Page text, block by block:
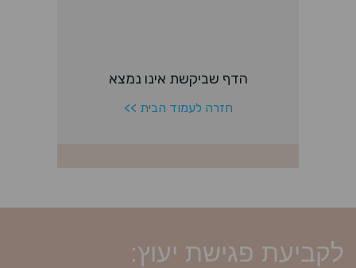
לקביעת פגישת יעוץ: